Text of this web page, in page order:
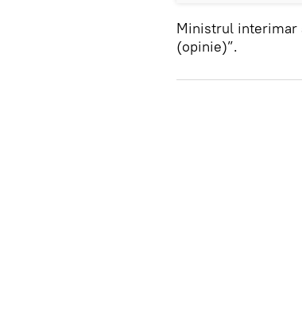
Ministrul interimar
(opinie)”.